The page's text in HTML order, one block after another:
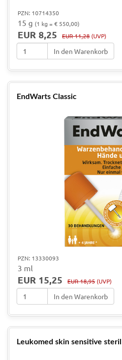
PZN: 10714350
15 g (1 kg = € 550,00)
EUR 8,25 EUR 11,28 (UVP)
In den Warenkorb
EndWarts Classic
PZN: 13330093
3 ml
EUR 15,25 EUR 18,95 (UVP)
In den Warenkorb
Leukomed skin sensitive